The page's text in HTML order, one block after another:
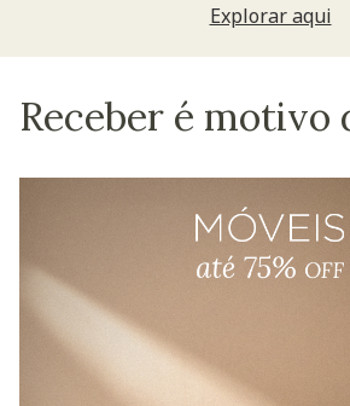
Explorar aqui
Receber é motivo